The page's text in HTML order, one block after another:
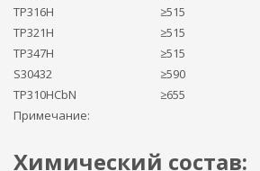
TP316H
≥515
TP321H
≥515
TP347H
≥515
S30432
≥590
TP310HCbN
≥655
Примечание:
Химический состав: